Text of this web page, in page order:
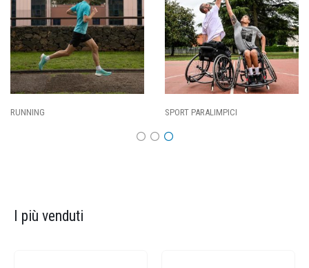
RUNNING SPORT PARALIMPICI
I più venduti